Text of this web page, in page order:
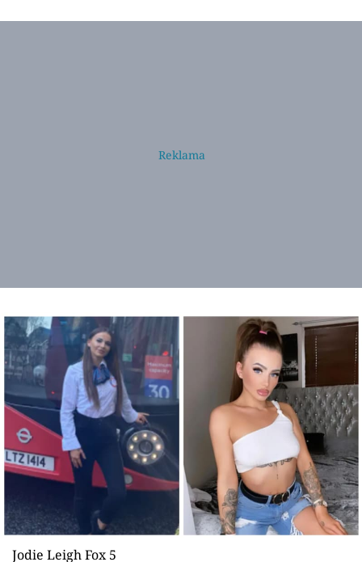
Jodie Leigh Fox 5